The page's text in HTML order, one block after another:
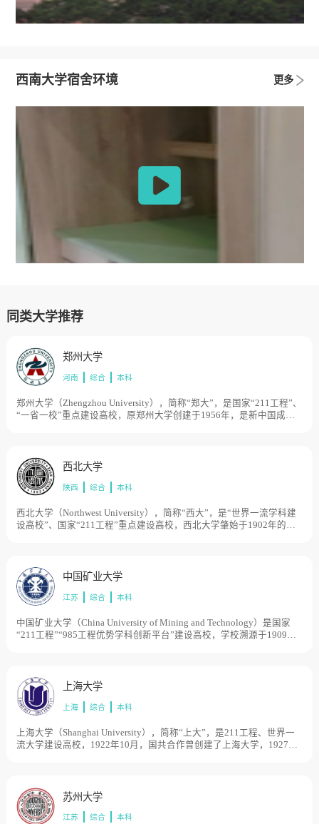
西南大学宿舍环境 更多
同类大学推荐
郑州大学
河南 综合 本科
郑州大学（Zhengzhou University），简称“郑大”，是国家“211工程”、
“一省一校”重点建设高校，原郑州大学创建于1956年，是新中国成立
工业大学成立于1963年，原化工部直属重点院校。2000年7月，原郑州
大学、郑州工业大学、河南医科大学合并组建为新郑州大学。目前学
校总体占地面积5700亩。
西北大学
陕西 综合 本科
西北大学（Northwest University），简称“西大”，是“世界一流学科建
设高校”、国家“211工程”重点建设高校，西北大学肇始于1902年的陕
国立西安临时大学，1938年改为国立西北联合大学，1939年复称国立
西北大学。新中国成立后为教育部直属综合性大学。1950年复名西北
大学。1958年改隶陕西省主管。1978年被确定为全国重点大学。目前
中国矿业大学
江苏 综合 本科
中国矿业大学（China University of Mining and Technology）是国家
“211工程”“985工程优势学科创新平台”建设高校，学校溯源于1909年
工学院为基础成立了中国矿业学院；1952年，北洋大学、唐山交大、
清华大学的采矿系调整到学校；1953年，学校迁至北京，改称北京矿
业学院；“文革”期间，学校更名为四川矿业学院；1978年，学校在江
大学；2000年，学校整体划转教育部直属管理；2004年正式拥有研究
生院。目前学校总体占地面积4413亩。
上海大学
上海 综合 本科
上海大学（Shanghai University），简称“上大”，是211工程、世界一
流大学建设高校，1922年10月，国共合作曾创建了上海大学，1927年
大学。1994年5月，新的上海大学由上海工业大学（成立于1960年）、
上海科学技术大学（成立于1958年）、原上海大学（成立于1983年）
和上海科技高等专科学校（成立于1959年）合并组建而成。目前学校
苏州大学
江苏 综合 本科